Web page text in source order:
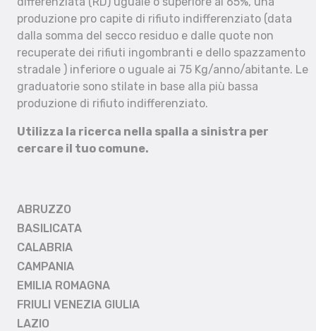
produzione pro capite di rifiuto indifferenziato (data
dalla somma del secco residuo e dalle quote non
recuperate dei rifiuti ingombranti e dello spazzamento
stradale ) inferiore o uguale ai 75 Kg/anno/abitante. Le
graduatorie sono stilate in base alla più bassa
produzione di rifiuto indifferenziato.
Utilizza la ricerca nella spalla a sinistra per
cercare il tuo comune.
ABRUZZO
BASILICATA
CALABRIA
CAMPANIA
EMILIA ROMAGNA
FRIULI VENEZIA GIULIA
LAZIO